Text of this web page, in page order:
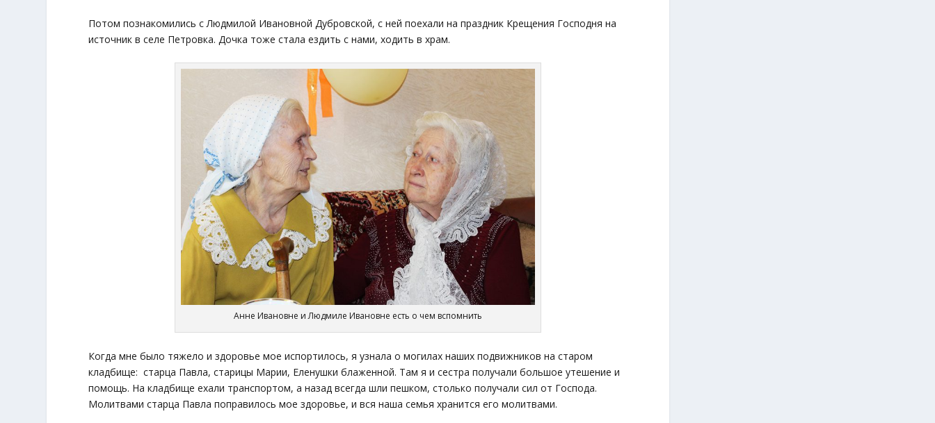
Потом познакомились с Людмилой Ивановной Дубровской, с ней поехали на праздник Крещения Господня на
источник в селе Петровка. Дочка тоже стала ездить с нами, ходить в храм.
Анне Ивановне и Людмиле Ивановне есть о чем вспомнить
Когда мне было тяжело и здоровье мое испортилось, я узнала о могилах наших подвижников на старом
кладбище: старца Павла, старицы Марии, Еленушки блаженной. Там я и сестра получали большое утешение и
помощь. На кладбище ехали транспортом, а назад всегда шли пешком, столько получали сил от Господа.
Молитвами старца Павла поправилось мое здоровье, и вся наша семья хранится его молитвами.